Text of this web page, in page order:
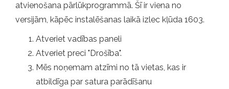
atvienošana pārlūkprogrammā. Šī ir viena no
versijām, kāpēc instalēšanas laikā izlec kļūda 1603.
Atveriet vadības paneli
Atveriet preci "Drošība".
Mēs noņemam atzīmi no tā vietas, kas ir
atbildīga par satura parādīšanu